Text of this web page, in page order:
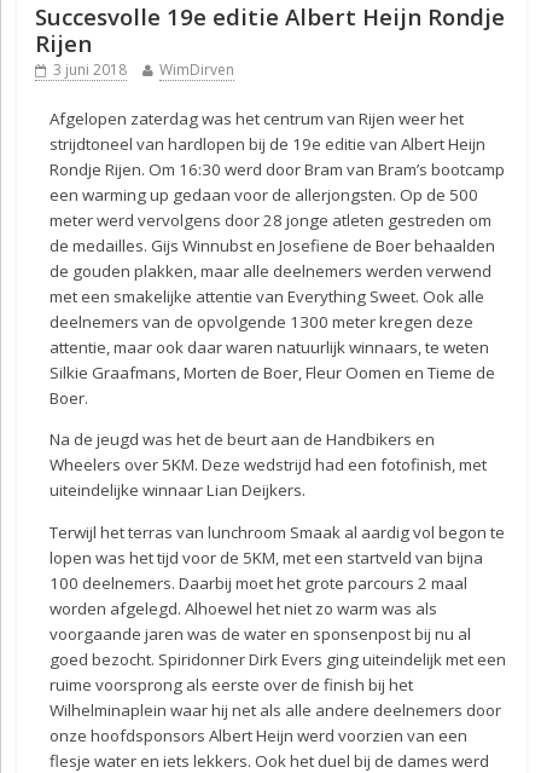
Succesvolle 19e editie Albert Heijn Rondje
Rijen
3 juni 2018 WimDirven
Afgelopen zaterdag was het centrum van Rijen weer het
strijdtoneel van hardlopen bij de 19e editie van Albert Heijn
Rondje Rijen. Om 16:30 werd door Bram van Bram’s bootcamp
een warming up gedaan voor de allerjongsten. Op de 500
meter werd vervolgens door 28 jonge atleten gestreden om
de medailles. Gijs Winnubst en Josefiene de Boer behaalden
de gouden plakken, maar alle deelnemers werden verwend
met een smakelijke attentie van Everything Sweet. Ook alle
deelnemers van de opvolgende 1300 meter kregen deze
attentie, maar ook daar waren natuurlijk winnaars, te weten
Silkie Graafmans, Morten de Boer, Fleur Oomen en Tieme de
Boer.
Na de jeugd was het de beurt aan de Handbikers en
Wheelers over 5KM. Deze wedstrijd had een fotofinish, met
uiteindelijke winnaar Lian Deijkers.
Terwijl het terras van lunchroom Smaak al aardig vol begon te
lopen was het tijd voor de 5KM, met een startveld van bijna
100 deelnemers. Daarbij moet het grote parcours 2 maal
worden afgelegd. Alhoewel het niet zo warm was als
voorgaande jaren was de water en sponsenpost bij nu al
goed bezocht. Spiridonner Dirk Evers ging uiteindelijk met een
ruime voorsprong als eerste over de finish bij het
Wilhelminaplein waar hij net als alle andere deelnemers door
onze hoofdsponsors Albert Heijn werd voorzien van een
flesje water en iets lekkers. Ook het duel bij de dames werd